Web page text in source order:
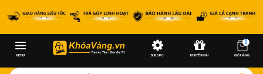
MENU BUILD PC KHUYẾN MÃI
0
GIỎ HÀNG